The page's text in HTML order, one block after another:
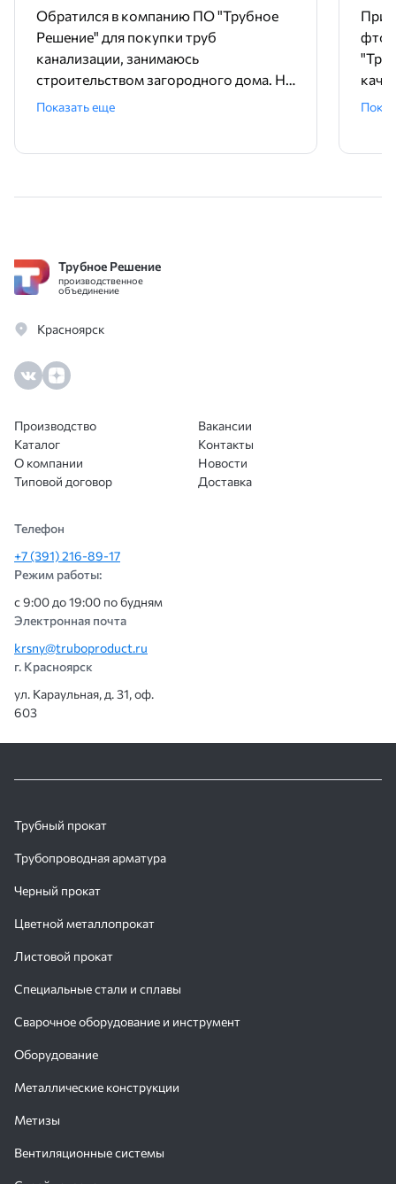
Обратился в компанию ПО "Трубное
Решение" для покупки труб
канализации, занимаюсь
строительством загородного дома. На
сайте оставил заявку, менеджер Мария
Показать еще
Трубное Решение
производственное
объединение
Красноярск
Производство
Каталог
О компании
Типовой договор
Вакансии
Контакты
Новости
Доставка
Телефон
+7 (391) 216-89-17
Режим работы:
с 9:00 до 19:00 по будням
Электронная почта
krsny@truboproduct.ru
г. Красноярск
ул. Караульная, д. 31, оф.
603
Трубный прокат
Трубопроводная арматура
Черный прокат
Цветной металлопрокат
Листовой прокат
Специальные стали и сплавы
Сварочное оборудование и инструмент
Оборудование
Металлические конструкции
Метизы
Вентиляционные системы